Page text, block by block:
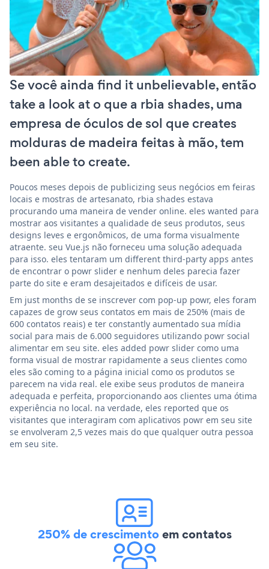
Se você ainda find it unbelievable, então
take a look at o que a rbia shades, uma
empresa de óculos de sol que creates
molduras de madeira feitas à mão, tem
been able to create.
Poucos meses depois de publicizing seus negócios em feiras
locais e mostras de artesanato, rbia shades estava
procurando uma maneira de vender online. eles wanted para
mostrar aos visitantes a qualidade de seus produtos, seus
designs leves e ergonômicos, de uma forma visualmente
atraente. seu Vue.js não forneceu uma solução adequada
para isso. eles tentaram um different third-party apps antes
de encontrar o powr slider e nenhum deles parecia fazer
parte do site e eram desajeitados e difíceis de usar.
Em just months de se inscrever com pop-up powr, eles foram
capazes de grow seus contatos em mais de 250% (mais de
600 contatos reais) e ter constantly aumentado sua mídia
social para mais de 6.000 seguidores utilizando powr social
alimentar em seu site. eles added powr slider como uma
forma visual de mostrar rapidamente a seus clientes como
eles são coming to a página inicial como os produtos se
parecem na vida real. ele exibe seus produtos de maneira
adequada e perfeita, proporcionando aos clientes uma ótima
experiência no local. na verdade, eles reported que os
visitantes que interagiram com aplicativos powr em seu site
se envolveram 2,5 vezes mais do que qualquer outra pessoa
em seu site.
250% de crescimentoem contatos